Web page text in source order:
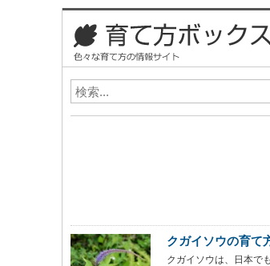
クガイソウの育て
クガイソウは、日本で